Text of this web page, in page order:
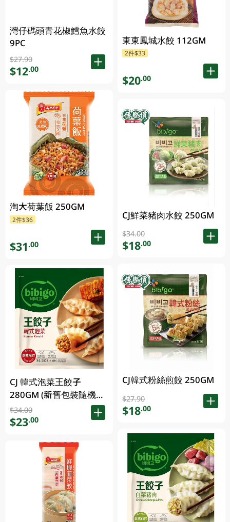
灣仔碼頭青花椒鱈魚水餃
9PC
$27.90
$12.00
淘大荷葉飯 250GM
2件$36
$31.00
CJ 韓式泡菜王餃子
280GM (新舊包裝隨機發
貨)
$34.00
$23.00
東東鳳城水餃 112GM
2件$33
$20.00
CJ鮮菜豬肉水餃 250GM
$34.00
$18.00
CJ韓式粉絲煎餃 250GM
$27.90
$18.00